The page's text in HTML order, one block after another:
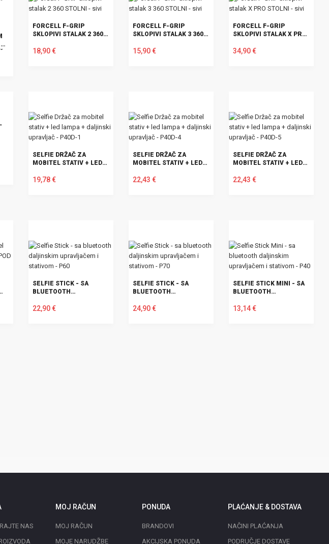
FORCELL F-GRIP
SKLOPIVI STALAK 2 360
18,90 €
FORCELL F-GRIP
SKLOPIVI STALAK 3 360
15,90 €
FORCELL F-GRIP
SKLOPIVI STALAK X PRO
34,90 €
SELFIE DRŽAČ ZA
MOBITEL STATIV + LED
UPRAVLJAČ - P40D-1
19,78 €
SELFIE DRŽAČ ZA
MOBITEL STATIV + LED
UPRAVLJAČ - P40D-4
22,43 €
SELFIE DRŽAČ ZA
MOBITEL STATIV + LED
UPRAVLJAČ - P40D-5
22,43 €
SELFIE STICK - SA
BLUETOOTH
UPRAVLJAČEM I
22,90 €
SELFIE STICK - SA
BLUETOOTH
UPRAVLJAČEM I
24,90 €
SELFIE STICK MINI - SA
BLUETOOTH
UPRAVLJAČEM I
13,14 €
NAS
MOJ RAČUN
MOJ RAČUN
MOJE NARUDŽBE
PONUDA
BRANDOVI
AKCIJSKA PONUDA
PLAĆANJE & DOSTAVA
NAČINI PLAĆANJA
PODRUČJE DOSTAVE